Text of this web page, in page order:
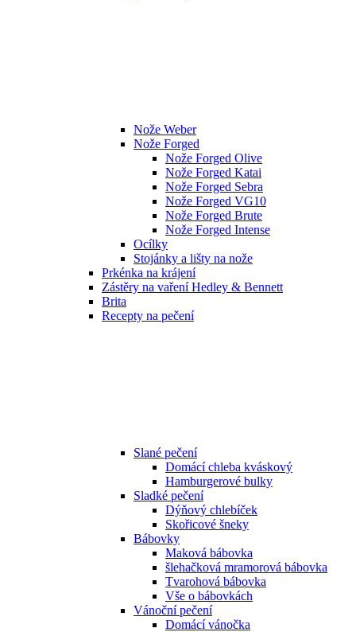
Nože Weber
Nože Forged
Nože Forged Olive
Nože Forged Katai
Nože Forged Sebra
Nože Forged VG10
Nože Forged Brute
Nože Forged Intense
Ocílky
Stojánky a lišty na nože
Prkénka na krájení
Zástěry na vaření Hedley & Bennett
Brita
Recepty na pečení
Slané pečení
Domácí chleba kváskový
Hamburgerové bulky
Sladké pečení
Dýňový chlebíček
Skořicové šneky
Bábovky
Maková bábovka
šlehačková mramorová bábovka
Tvarohová bábovka
Vše o bábovkách
Vánoční pečení
Domácí vánočka